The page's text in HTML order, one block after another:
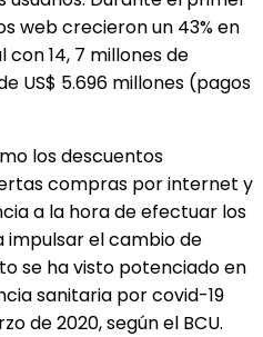
web crecieron un 43% en
14, 7 millones de
US$ 5.696 millones (pagos
los descuentos
compras por internet y
a la hora de efectuar los
el cambio de
se ha visto potenciado en
sanitaria por covid-19
de 2020, según el BCU.